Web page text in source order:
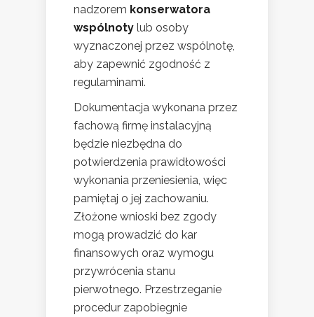
nadzorem konserwatora
wspólnoty lub osoby
wyznaczonej przez wspólnotę,
aby zapewnić zgodność z
regulaminami.
Dokumentacja wykonana przez
fachową firmę instalacyjną
będzie niezbędna do
potwierdzenia prawidłowości
wykonania przeniesienia, więc
pamiętaj o jej zachowaniu.
Złożone wnioski bez zgody
mogą prowadzić do kar
finansowych oraz wymogu
przywrócenia stanu
pierwotnego. Przestrzeganie
procedur zapobiegnie